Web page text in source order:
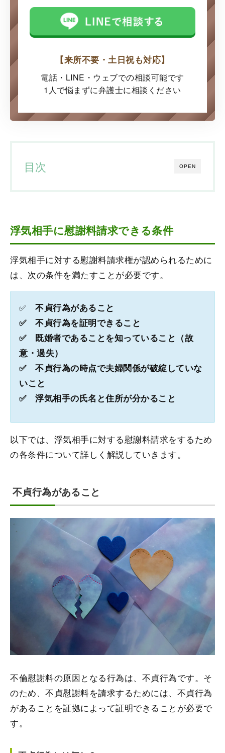
【来所不要・土日祝も対応】
電話・LINE・ウェブでの相談可能です
1人で悩まずに弁護士に相談ください
OPEN
目次
浮気相手に慰謝料請求できる条件
浮気相手に対する慰謝料請求権が認められるために
は、次の条件を満たすことが必要です。
✅不貞行為があること
✅ 不貞行為を証明できること
✅ 既婚者であることを知っていること（故
意・過失）
✅ 不貞行為の時点で夫婦関係が破綻していな
いこと
✅ 浮気相手の氏名と住所が分かること
以下では、浮気相手に対する慰謝料請求をするため
の各条件について詳しく解説していきます。
不貞行為があること
不倫慰謝料の原因となる行為は、不貞行為です。そ
のため、不貞慰謝料を請求するためには、不貞行為
があることを証拠によって証明できることが必要で
す。